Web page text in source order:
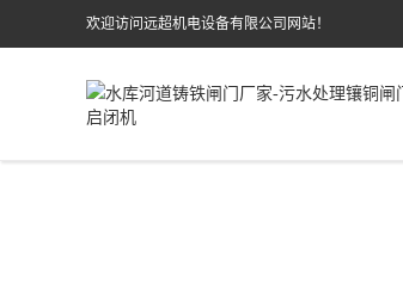
欢迎访问远超机电设备有限公司网站！